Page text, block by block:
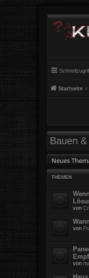
Startseite
Bauen
Neues
THEMEN
von
von
von